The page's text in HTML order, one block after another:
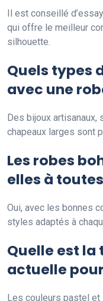
Il est conseillé
qui offre le meilleur
silhouette.
Quels types
avec une
Des bijoux artisanaux,
chapeaux larges sont
Les robes
elles à
Oui, avec les bonnes
styles adaptés à
Quelle est
actuelle
Les couleurs pastel